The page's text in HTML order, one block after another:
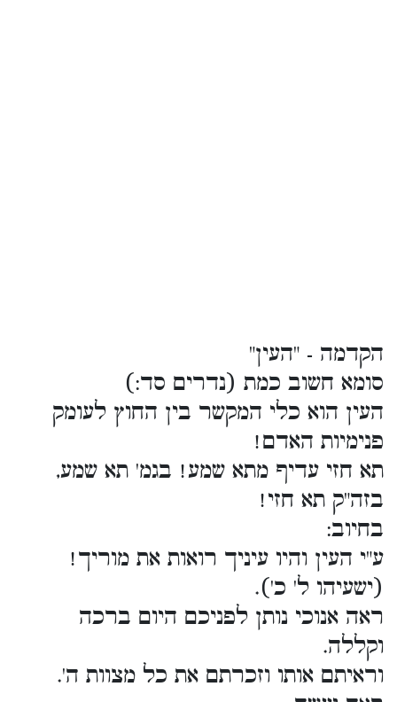
הקדמה - "העין"
סומא חשוב כמת (נדרים סד:)
העין הוא כלי המקשר בין החוץ לעומק
פנימיות האדם!
תא חזי עדיף מתא שמע! בגמ' תא שמע,
בזה"ק תא חזי!
בחיוב:
ע"י העין והיו עיניך רואות את מוריך!
(ישעיהו ל' כ').
ראה אנוכי נותן לפניכם היום ברכה
וקללה.
וראיתם אותו וזכרתם את כל מצוות ה'.